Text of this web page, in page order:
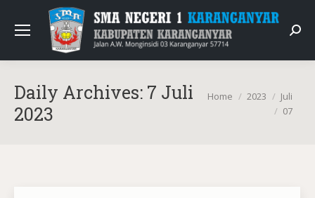
Daily Archives: 7 Juli
2023
You are here:
Home 2023
Juli
07